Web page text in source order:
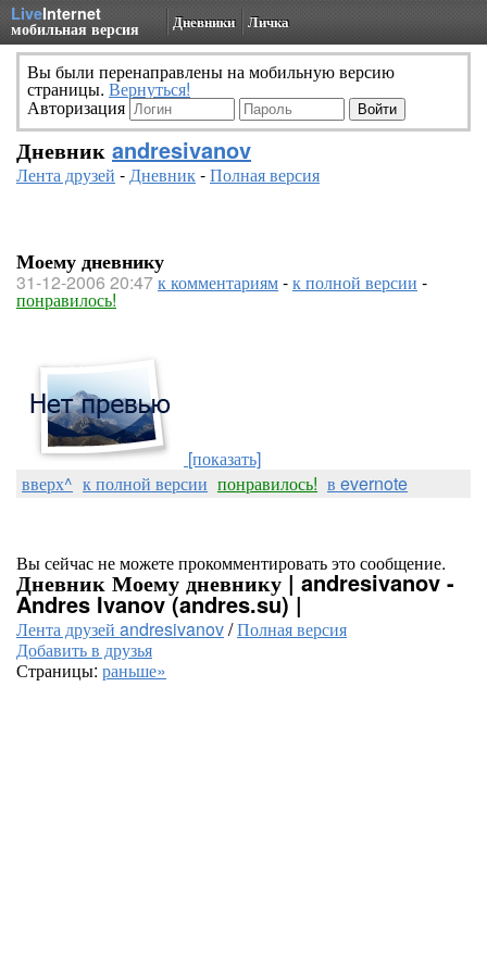
LiveInternet
мобильная версия Дневники Личка
Вы были перенаправлены на мобильную версию
страницы. Вернуться!
Авторизация
Дневник andresivanov
Лента друзей -Дневник-Полная версия
Моему дневнику
31-12-2006 20:47к комментариям-к полной версии -
понравилось!
[показать]
вверх^ к полной версии понравилось! в evernote
Вы сейчас не можете прокомментировать это сообщение.
Дневник Моему дневнику | andresivanov -
Andres Ivanov (andres.su) |
Лента друзей andresivanov/Полная версия
Добавить в друзья
Страницы: раньше»